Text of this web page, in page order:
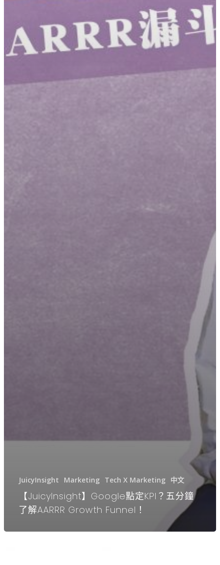
JuicyInsight Marketing Tech X Marketing 中文
【JuicyInsight】Google點定KPI？五分鐘
了解AARRR Growth Funnel！